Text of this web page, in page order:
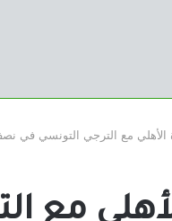
الأهلي مع الترجي التونسي في
مع